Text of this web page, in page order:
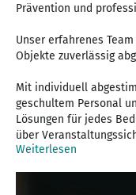
Prävention und
Unser erfahrenes
Objekte zuverlässig
Mit individuell
geschultem Personal
Lösungen für jedes
über
Weiterlesen